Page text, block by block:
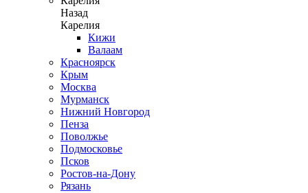
Назад
Карелия
Кижи
Валаам
Красноярск
Крым
Москва
Мурманск
Нижний Новгород
Пенза
Поволжье
Подмосковье
Псков
Ростов-на-Дону
Рязань